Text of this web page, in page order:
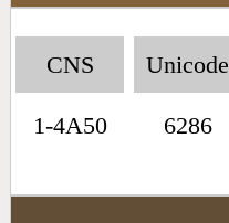
CNS
1-4A50
Unicode
6286